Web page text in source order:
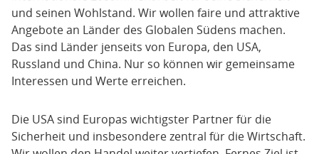
und seinen Wohlstand. Wir wollen faire und attraktive
Angebote an Länder des Globalen Südens machen.
Das sind Länder jenseits von Europa, den USA,
Russland und China. Nur so können wir gemeinsame
Interessen und Werte erreichen.
Die USA sind Europas wichtigster Partner für die
Sicherheit und insbesondere zentral für die Wirtschaft.